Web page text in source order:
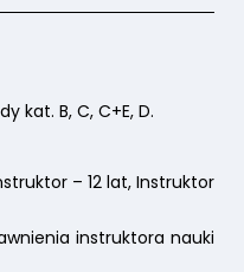
kat. B, C, C+E, D.
– 12 lat, Instruktor
instruktora nauki